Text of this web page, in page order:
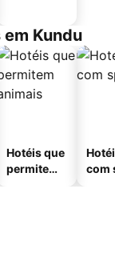
Kundu
Hotéis que
permitem
com